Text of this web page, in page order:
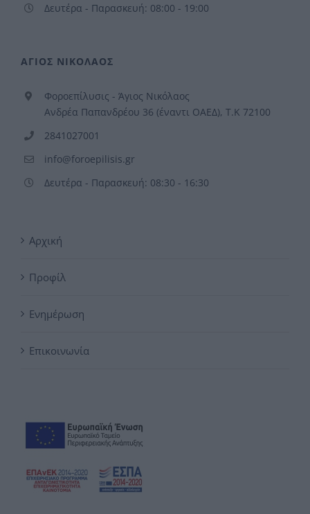
Δευτέρα - Παρασκευή: 08:00 - 19:00
ΑΓΙΟΣ ΝΙΚΟΛΑΟΣ
Φοροεπίλυσις - Άγιος Νικόλαος
Ανδρέα Παπανδρέου 36 (έναντι ΟΑΕΔ), Τ.Κ 72100
2841027001
info@foroepilisis.gr
Δευτέρα - Παρασκευή: 08:30 - 16:30
Αρχική
Προφίλ
Ενημέρωση
Επικοινωνία